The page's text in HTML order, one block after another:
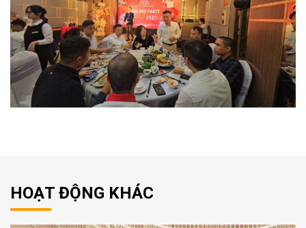
HOẠT ĐỘNG KHÁC